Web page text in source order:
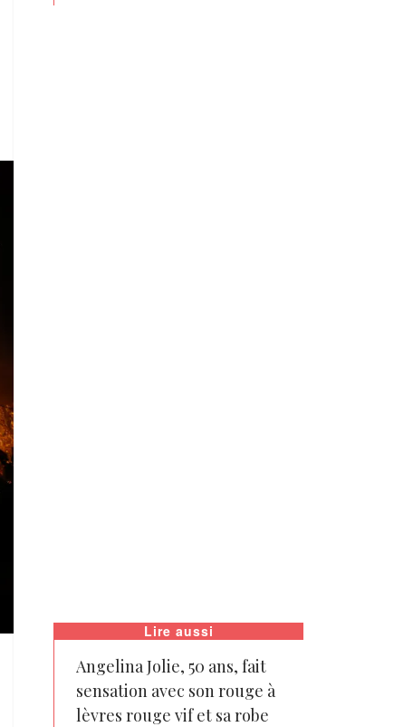
Lire aussi
Angelina Jolie, 50 ans, fait
sensation avec son rouge à
lèvres rouge vif et sa robe